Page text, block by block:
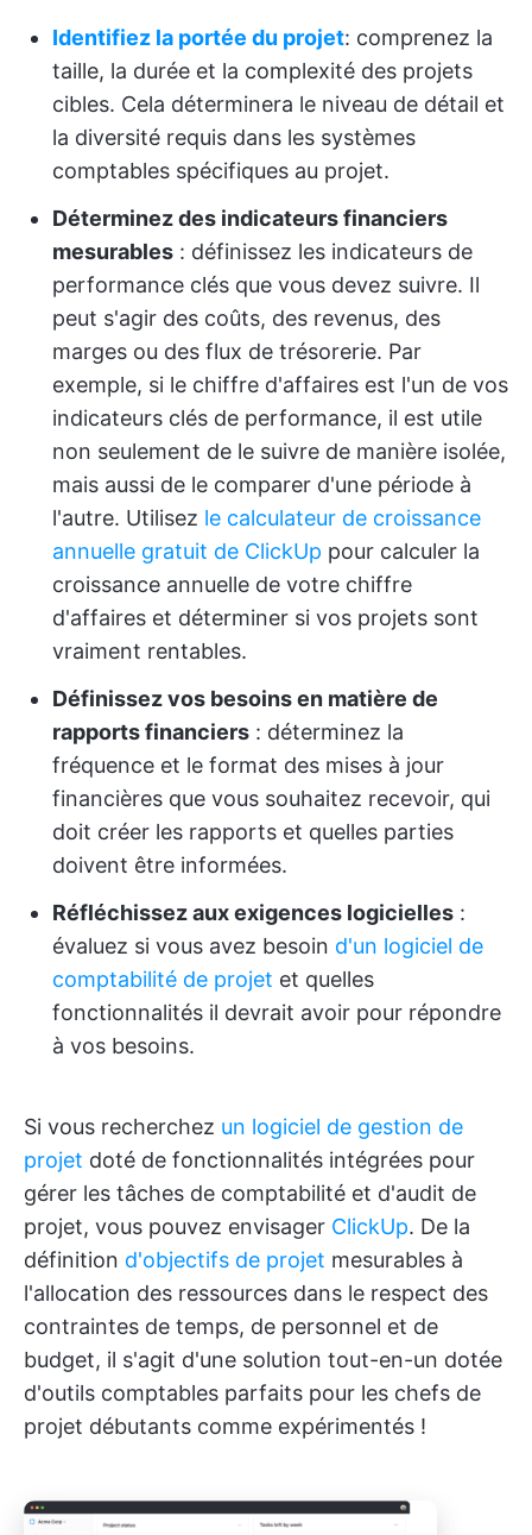
Identifiez la portée du projet: comprenez la
taille, la durée et la complexité des projets
cibles. Cela déterminera le niveau de détail et
la diversité requis dans les systèmes
comptables spécifiques au projet.
Déterminez des indicateurs financiers
mesurables : définissez les indicateurs de
performance clés que vous devez suivre. Il
peut s'agir des coûts, des revenus, des
marges ou des flux de trésorerie. Par
exemple, si le chiffre d'affaires est l'un de vos
indicateurs clés de performance, il est utile
non seulement de le suivre de manière isolée,
mais aussi de le comparer d'une période à
l'autre. Utilisez le calculateur de croissance
annuelle gratuit de ClickUp pour calculer la
croissance annuelle de votre chiffre
d'affaires et déterminer si vos projets sont
vraiment rentables.
Définissez vos besoins en matière de
rapports financiers : déterminez la
fréquence et le format des mises à jour
financières que vous souhaitez recevoir, qui
doit créer les rapports et quelles parties
doivent être informées.
Réfléchissez aux exigences logicielles :
évaluez si vous avez besoin d'un logiciel de
comptabilité de projet et quelles
fonctionnalités il devrait avoir pour répondre
à vos besoins.
Si vous recherchez un logiciel de gestion de
projet doté de fonctionnalités intégrées pour
gérer les tâches de comptabilité et d'audit de
projet, vous pouvez envisager ClickUp. De la
définition d'objectifs de projet mesurables à
l'allocation des ressources dans le respect des
contraintes de temps, de personnel et de
budget, il s'agit d'une solution tout-en-un dotée
d'outils comptables parfaits pour les chefs de
projet débutants comme expérimentés !